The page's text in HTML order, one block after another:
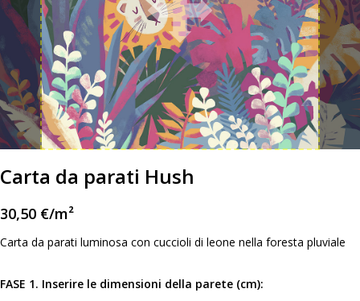
Carta da parati Hush
30,50 €/m²
Carta da parati luminosa con cuccioli di leone nella foresta pluviale
FASE 1. Inserire le dimensioni della parete (cm):